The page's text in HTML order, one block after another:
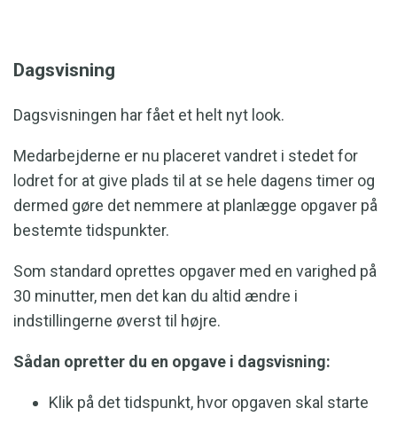
Dagsvisning
Dagsvisningen har fået et helt nyt look.
Medarbejderne er nu placeret vandret i stedet for
lodret for at give plads til at se hele dagens timer og
dermed gøre det nemmere at planlægge opgaver på
bestemte tidspunkter.
Som standard oprettes opgaver med en varighed på
30 minutter, men det kan du altid ændre i
indstillingerne øverst til højre.
Sådan opretter du en opgave i dagsvisning:
Klik på det tidspunkt, hvor opgaven skal starte